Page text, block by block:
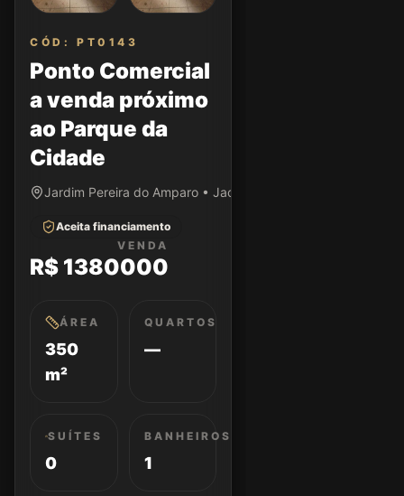
CÓD: PT0143
Ponto Comercial
a venda próximo
ao Parque da
Cidade
Jardim Pereira do Amparo • Jacareí/SP
Aceita financiamento
VENDA
R$ 1380000
ÁREA
350
m²
QUARTOS
—
SUÍTES
0
BANHEIROS
1